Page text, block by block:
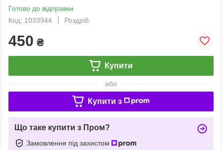
Готово до відправки
Код: 1033944
Роздріб
450 ₴
Купити
або
Купити з
Що таке купити з Пром?
Замовлення під захистом